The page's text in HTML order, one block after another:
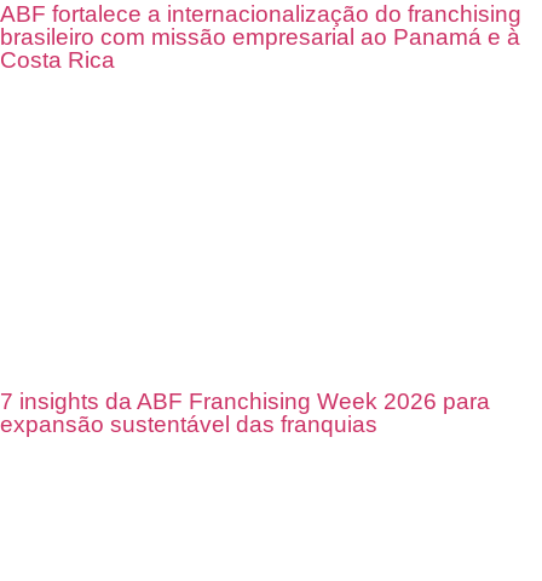
ABF fortalece a internacionalização do franchising
brasileiro com missão empresarial ao Panamá e à
Costa Rica
7 insights da ABF Franchising Week 2026 para
expansão sustentável das franquias